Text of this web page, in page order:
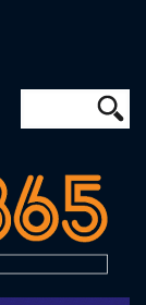
Φόρμα
Αναζήτηση